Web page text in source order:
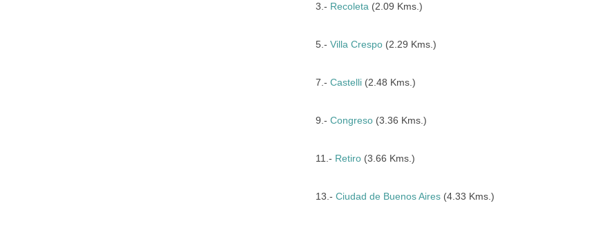
3.- Recoleta (2.09 Kms.)
5.- Villa Crespo(2.29 Kms.)
7.- Castelli(2.48 Kms.)
9.- Congreso(3.36 Kms.)
11.- Retiro(3.66 Kms.)
13.- Ciudad de Buenos Aires(4.33 Kms.)